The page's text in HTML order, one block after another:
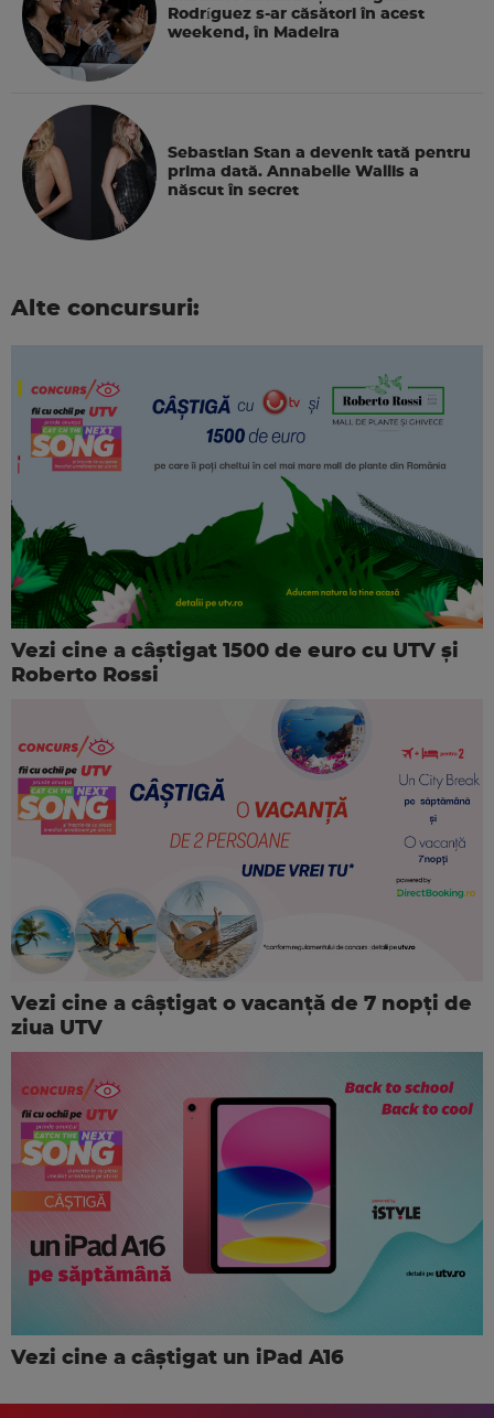
Rodríguez s-ar căsători în acest
weekend, în Madeira
Sebastian Stan a devenit tată pentru
prima dată. Annabelle Wallis a
născut în secret
Alte concursuri:
Vezi cine a câștigat 1500 de euro cu UTV și
Roberto Rossi
Vezi cine a câștigat o vacanță de 7 nopți de
ziua UTV
Vezi cine a câștigat un iPad A16